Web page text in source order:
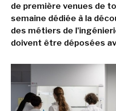
de première venues de
semaine dédiée à la
des métiers de
doivent être déposées